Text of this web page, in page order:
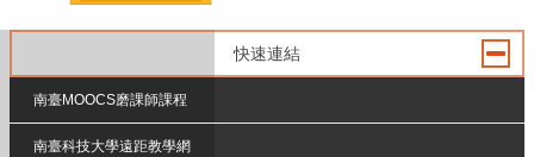
快速連結
南臺MOOCS磨課師課程
南臺科技大學遠距教學網